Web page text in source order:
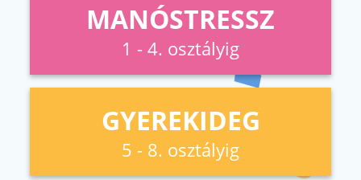
MANÓSTRESSZ
1 - 4. osztályig
GYEREKIDEG
5 - 8. osztályig